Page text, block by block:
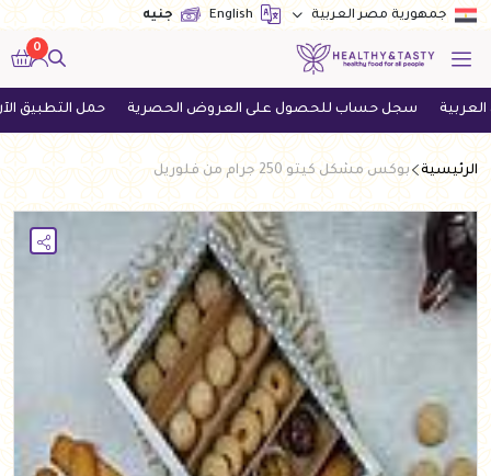
جمهورية مصر العربية English جنيه
0
سجل حساب للحصول على العروض الحصرية حمل التطبيق الآن
الرئيسية بوكس مشكل كيتو 250 جرام من فلوريل